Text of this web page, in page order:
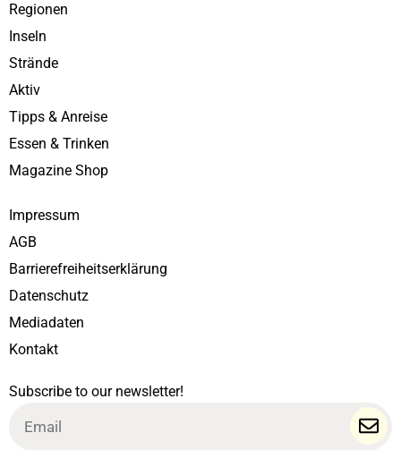
Regionen
Inseln
Strände
Aktiv
Tipps & Anreise
Essen & Trinken
Magazine Shop
Impressum
AGB
Barrierefreiheitserklärung
Datenschutz
Mediadaten
Kontakt
Subscribe to our newsletter!